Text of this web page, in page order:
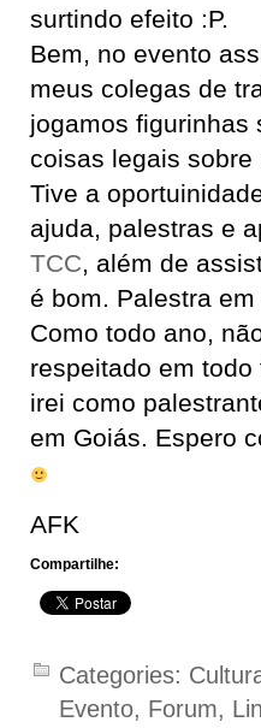
surtindo efeito :P.
Bem, no evento
meus colegas de
jogamos figurinhas
coisas legais
Tive a
ajuda, palestras e
TCC, além de
é bom. Palestra em
Como todo ano,
respeitado em
irei como
em Goiás. Espero
AFK
Compartilhe:
Categories:
Evento, Forum,